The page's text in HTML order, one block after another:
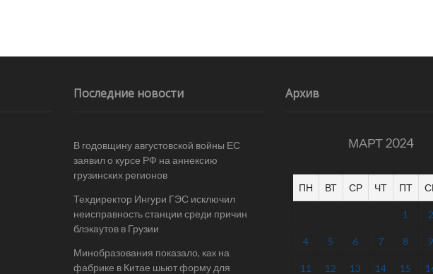
«поступках,
Последние новости
В годовщину августовской войны ЕС
заявил о курсе РФ на аннексию
грузинских регионов
Техдиректор Ингури ГЭС исключил
неисправность станции среди причин
блэкаутов в Грузии
Минобразования показало, как на
фабрике в Китае шьют форму для
Архив
МАРТ 2024
ПН ВТ СР ЧТ ПТ
1 2
4 5 6 7 8 9
11 12 13 14 15